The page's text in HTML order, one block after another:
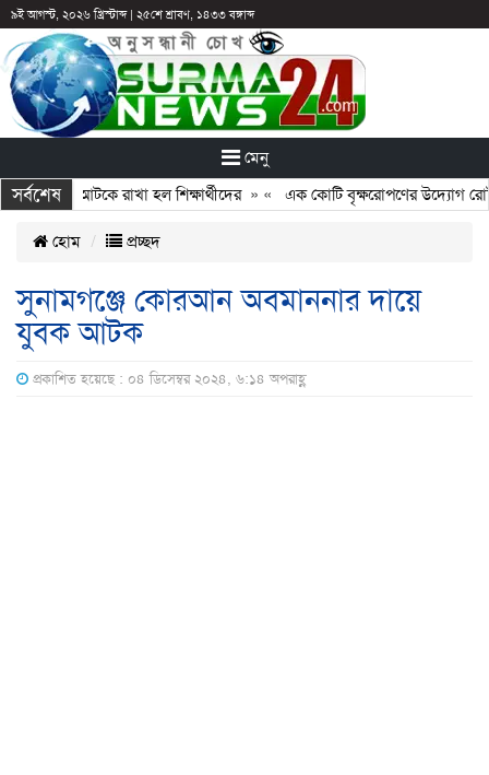
৯ই আগস্ট, ২০২৬ খ্রিস্টাব্দ| ২৫শে শ্রাবণ, ১৪৩৩ বঙ্গাব্দ
মেনু
সর্বশেষ
পরও আটকে রাখা হল শিক্ষার্থীদের» «এক কোটি বৃক্ষরোপণের উদ্যোগ
হোম প্রচ্ছদ
সুনামগঞ্জে কোরআন অবমাননার দায়ে
যুবক আটক
প্রকাশিত হয়েছে : ০৪ ডিসেম্বর ২০২৪, ৬:১৪ অপরাহ্ণ